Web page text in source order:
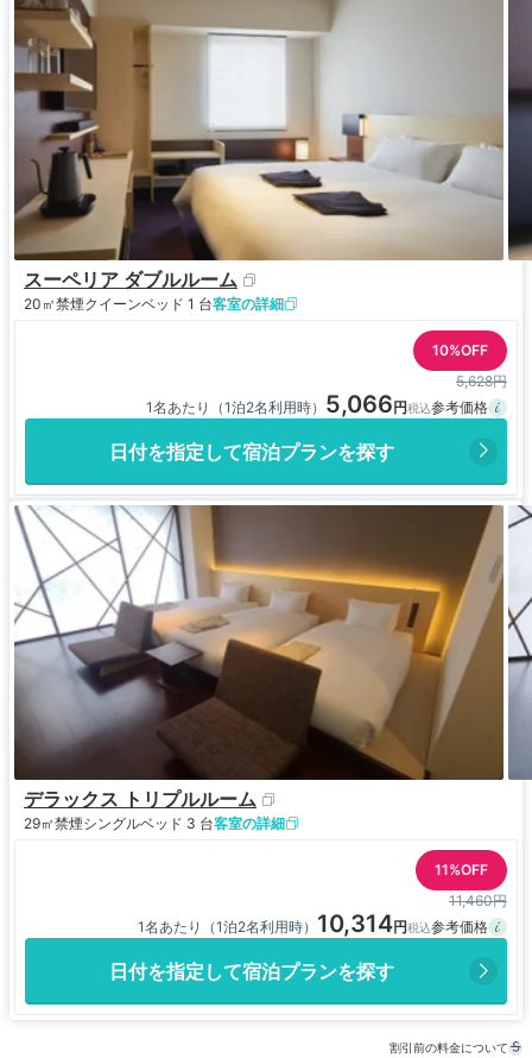
スーペリア ダブルルーム
20㎡禁煙クイーンベッド 1 台客室の詳細
10%OFF
5,628円
1名あたり（1泊2名利用時） 5,066
日付を指定して宿泊プランを探す
デラックス トリプルルーム
29㎡禁煙シングルベッド 3 台客室の詳細
11%OFF
11,460円
1名あたり（1泊2名利用時） 10,314
日付を指定して宿泊プランを探す
割引前の料金について